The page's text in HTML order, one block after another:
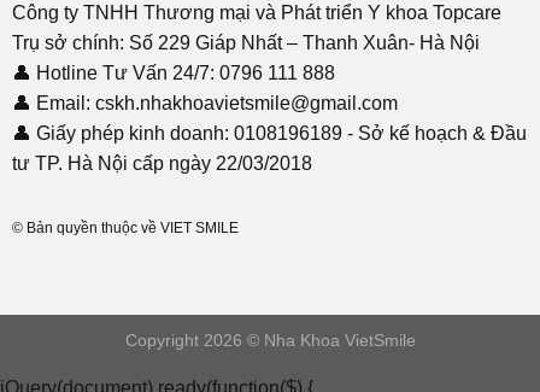
Công ty TNHH Thương mại và Phát triển Y khoa Topcare
Trụ sở chính: Số 229 Giáp Nhất – Thanh Xuân- Hà Nội
👤 Hotline Tư Vấn 24/7: 0796 111 888
👤 Email: cskh.nhakhoavietsmile@gmail.com
👤 Giấy phép kinh doanh: 0108196189 - Sở kế hoạch & Đầu
tư TP. Hà Nội cấp ngày 22/03/2018
© Bản quyền thuộc về VIET SMILE
Copyright 2026 © Nha Khoa VietSmile
jQuery(document).ready(function($) {